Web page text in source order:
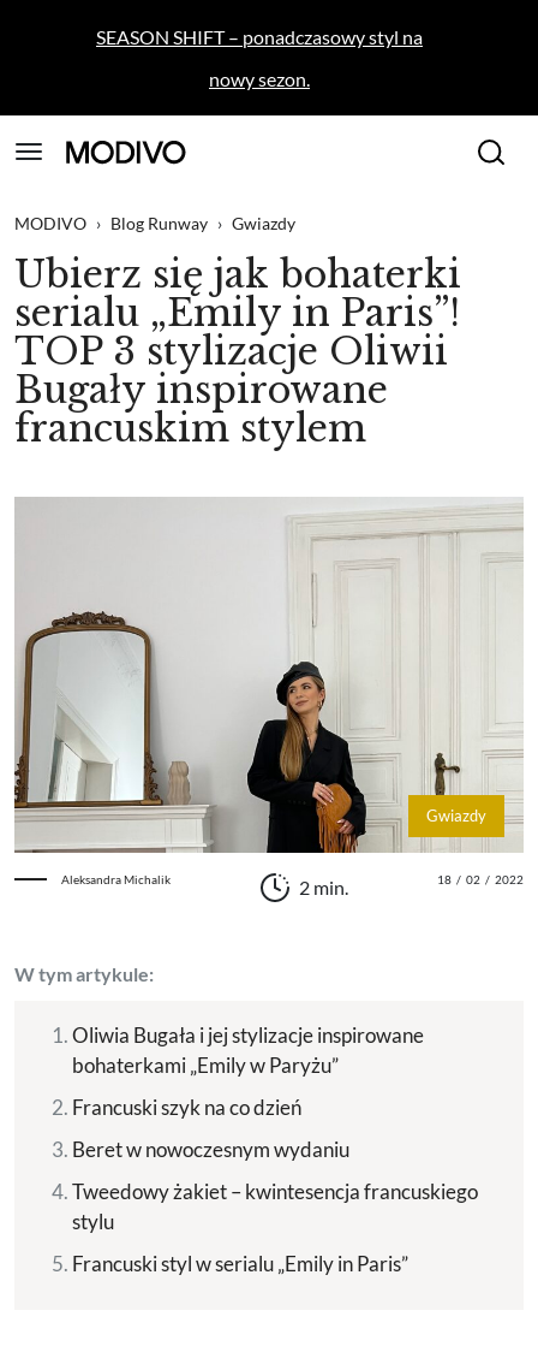
SEASON SHIFT – ponadczasowy styl na
nowy sezon.
MODIVO › Blog Runway › Gwiazdy
Ubierz się jak bohaterki
serialu „Emily in Paris”!
TOP 3 stylizacje Oliwii
Bugały inspirowane
francuskim stylem
Gwiazdy
Aleksandra Michalik 2 min. 18 / 02 / 2022
W tym artykule:
Oliwia Bugała i jej stylizacje inspirowane
bohaterkami „Emily w Paryżu”
Francuski szyk na co dzień
Beret w nowoczesnym wydaniu
Tweedowy żakiet – kwintesencja francuskiego
stylu
Francuski styl w serialu „Emily in Paris”